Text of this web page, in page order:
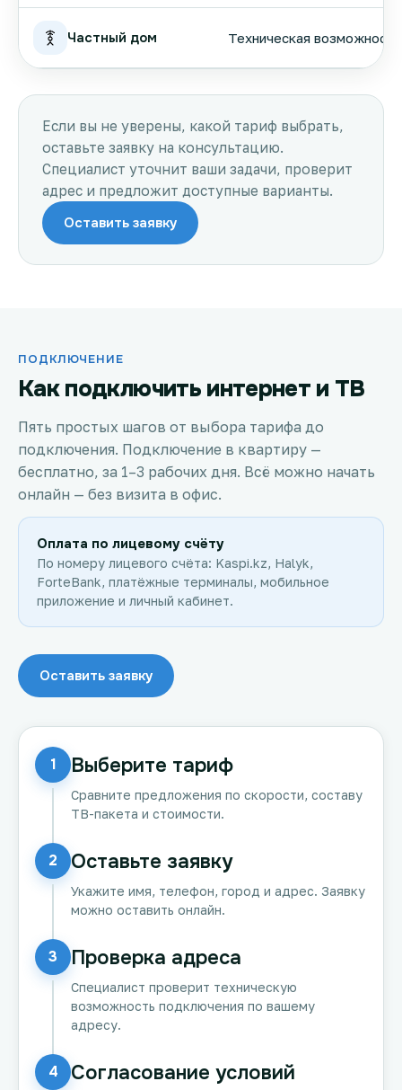
Частный дом Техническая
Если вы не уверены, какой тариф выбрать,
оставьте заявку на консультацию.
Специалист уточнит ваши задачи, проверит
адрес и предложит доступные варианты.
Оставить заявку
ПОДКЛЮЧЕНИЕ
Как подключить интернет и ТВ
Пять простых шагов от выбора тарифа до
подключения. Подключение в квартиру —
бесплатно, за 1–3 рабочих дня. Всё можно начать
онлайн — без визита в офис.
Оплата по лицевому счёту
По номеру лицевого счёта: Kaspi.kz, Halyk,
ForteBank, платёжные терминалы, мобильное
приложение и личный кабинет.
Оставить заявку
1 Выберите тариф
Сравните предложения по скорости, составу
ТВ-пакета и стоимости.
2 Оставьте заявку
Укажите имя, телефон, город и адрес. Заявку
можно оставить онлайн.
3 Проверка адреса
Специалист проверит техническую
возможность подключения по вашему
адресу.
4 Согласование условий